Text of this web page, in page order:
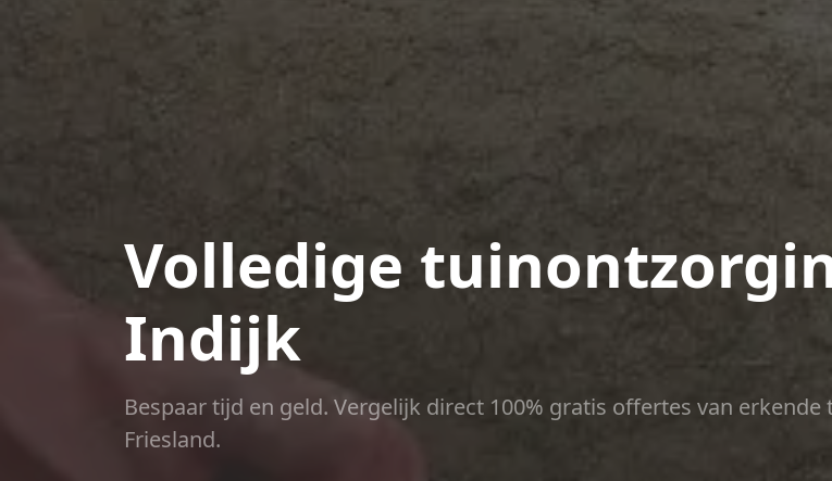
Volledige
Indijk
Bespaar tijd en geld. Vergelijk direct 100% gratis offertes van
Friesland.